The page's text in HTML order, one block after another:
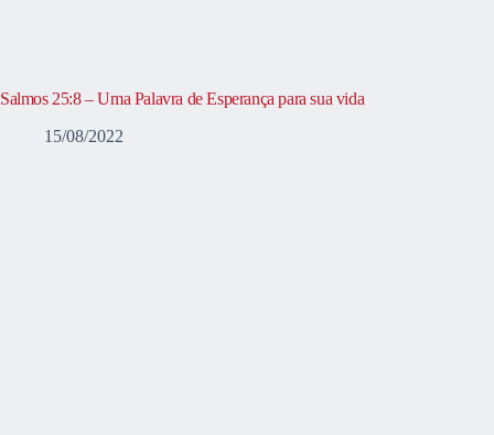
Salmos 25:8 – Uma Palavra de Esperança para sua vida
15/08/2022